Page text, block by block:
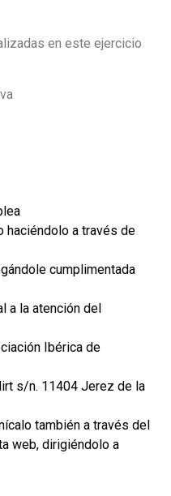
en este ejercicio
haciéndolo a través de
cumplimentada
a la atención del
Ibérica de
s/n. 11404 Jerez de la
también a través del
web, dirigiéndolo a